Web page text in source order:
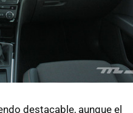
destacable, aunque el